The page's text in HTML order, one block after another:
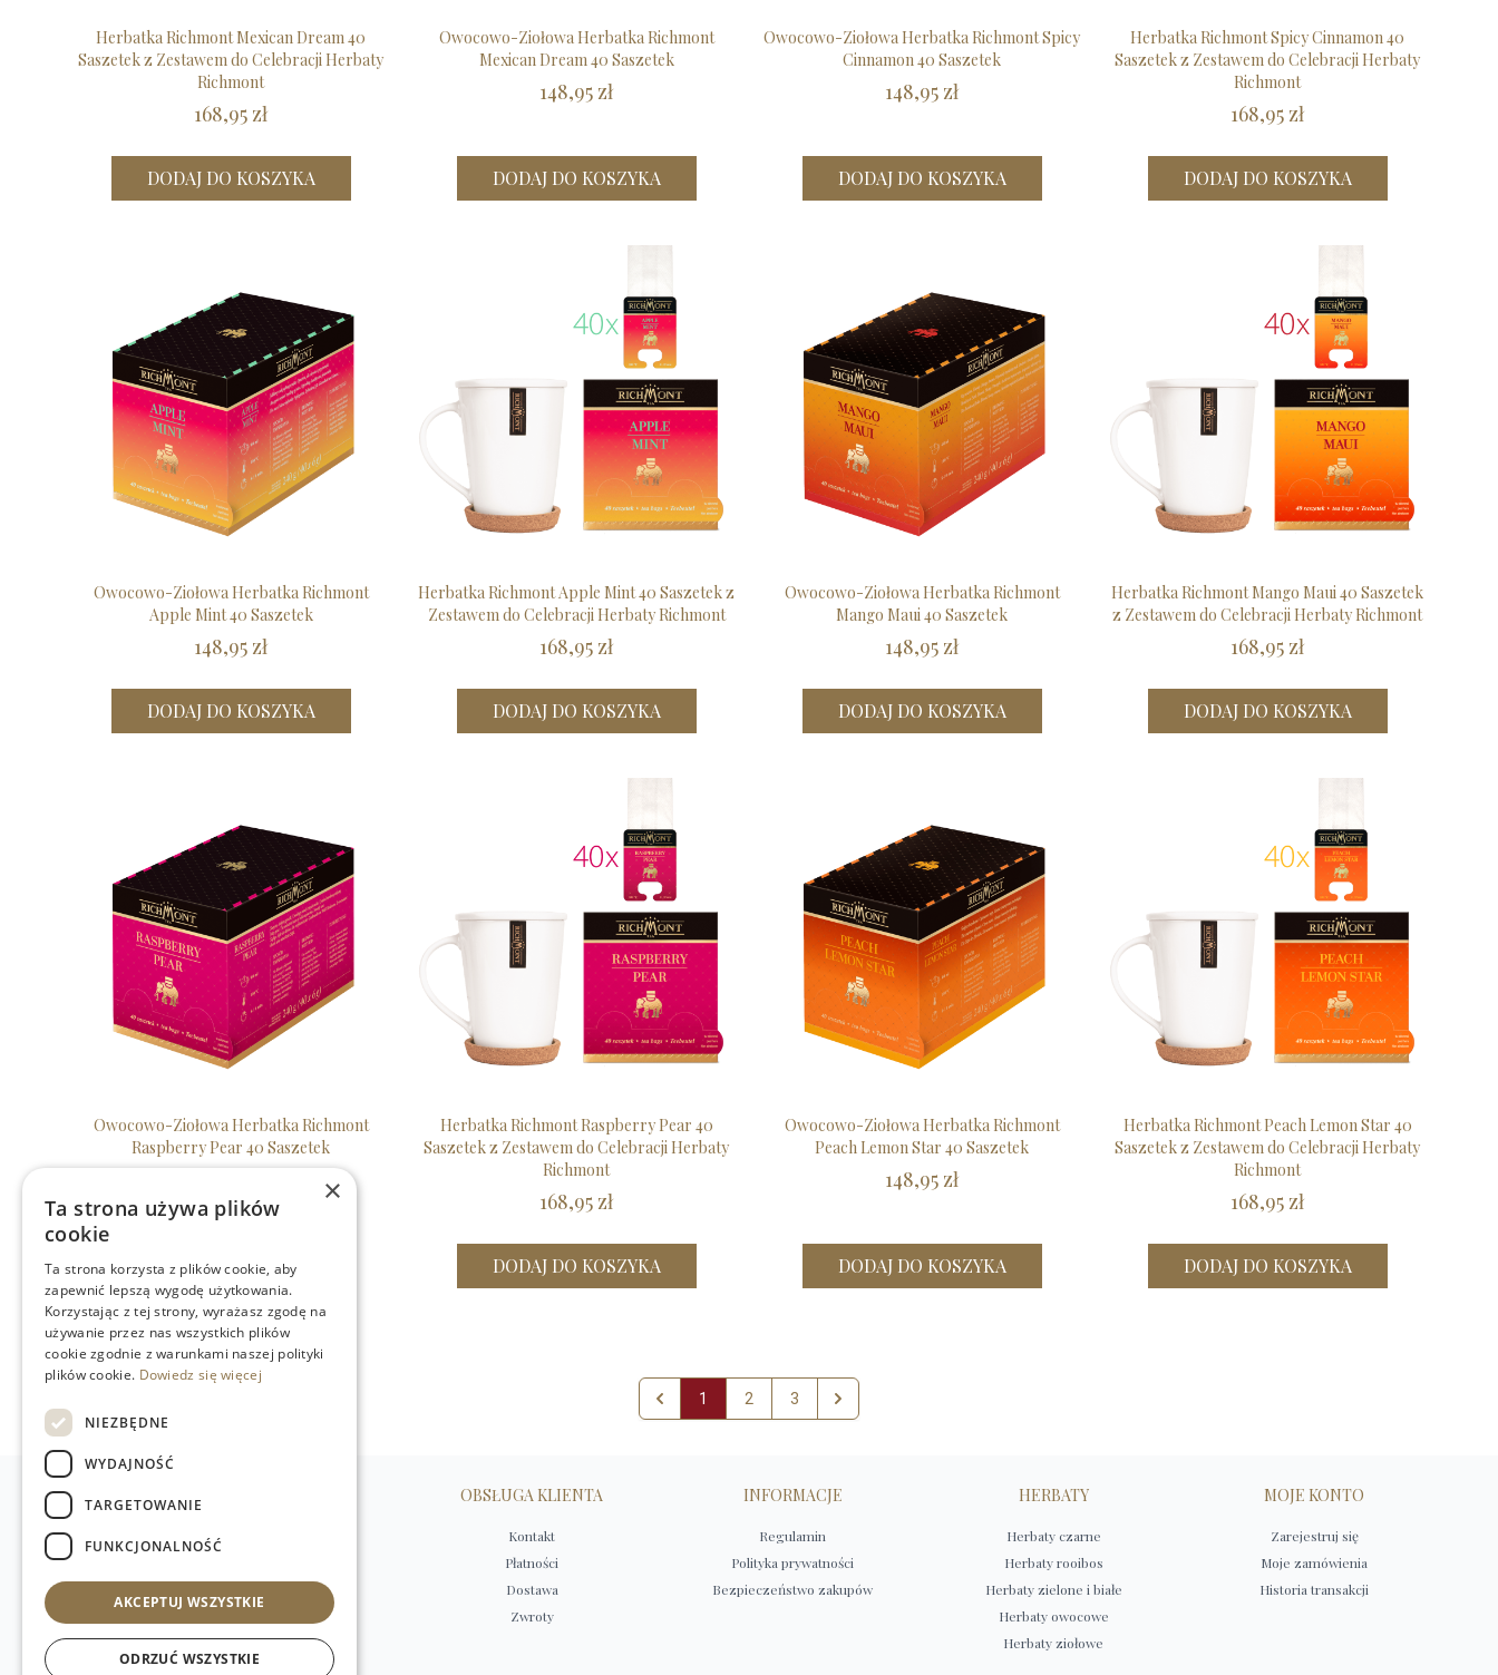
Herbatka Richmont Mexican Dream 40
Saszetek z Zestawem do Celebracji Herbaty
Richmont
168,95 zł
DODAJ DO KOSZYKA
Owocowo-Ziołowa Herbatka Richmont
Mexican Dream 40 Saszetek
148,95 zł
DODAJ DO KOSZYKA
Owocowo-Ziołowa Herbatka Richmont Spicy
Cinnamon 40 Saszetek
148,95 zł
DODAJ DO KOSZYKA
Herbatka Richmont Spicy Cinnamon 40
Saszetek z Zestawem do Celebracji Herbaty
Richmont
168,95 zł
DODAJ DO KOSZYKA
Owocowo-Ziołowa Herbatka Richmont
Apple Mint 40 Saszetek
148,95 zł
DODAJ DO KOSZYKA
Herbatka Richmont Apple Mint 40 Saszetek z
Zestawem do Celebracji Herbaty Richmont
168,95 zł
DODAJ DO KOSZYKA
Owocowo-Ziołowa Herbatka Richmont
Mango Maui 40 Saszetek
148,95 zł
DODAJ DO KOSZYKA
Herbatka Richmont Mango Maui 40 Saszetek
z Zestawem do Celebracji Herbaty Richmont
168,95 zł
DODAJ DO KOSZYKA
Owocowo-Ziołowa Herbatka Richmont
Raspberry Pear 40 Saszetek
DODAJ DO KOSZYKA
Herbatka Richmont Raspberry Pear 40
Saszetek z Zestawem do Celebracji Herbaty
Richmont
168,95 zł
DODAJ DO KOSZYKA
Owocowo-Ziołowa Herbatka Richmont
Peach Lemon Star 40 Saszetek
148,95 zł
DODAJ DO KOSZYKA
Herbatka Richmont Peach Lemon Star 40
Saszetek z Zestawem do Celebracji Herbaty
Richmont
168,95 zł
DODAJ DO KOSZYKA
1 2 3
WILLIAM’S NATURAL PRODUCTS SP. Z O.O.
ul. Stawki 2, 00-193 Warszawa, Polska
+48 (22) 875 91 35
kontakt@w-natural.pl
Obsługa sklepu internetowego
+48 798 349 435
OBSŁUGA KLIENTA
Kontakt
Płatności
Dostawa
Zwroty
INFORMACJE
Regulamin
Polityka prywatności
Bezpieczeństwo zakupów
HERBATY
Herbaty czarne
Herbaty rooibos
Herbaty zielone i białe
Herbaty owocowe
Herbaty ziołowe
MOJE KONTO
Zarejestruj się
Moje zamówienia
Historia transakcji
×
Ta strona używa plików
cookie
Ta strona korzysta z plików cookie, aby
zapewnić lepszą wygodę użytkowania.
Korzystając z tej strony, wyrażasz zgodę na
używanie przez nas wszystkich plików
cookie zgodnie z warunkami naszej polityki
plików cookie. Dowiedz się więcej
NIEZBĘDNE
WYDAJNOŚĆ
TARGETOWANIE
FUNKCJONALNOŚĆ
AKCEPTUJ WSZYSTKIE
ODRZUĆ WSZYSTKIE